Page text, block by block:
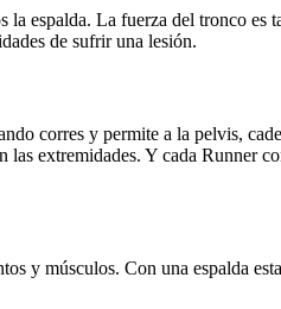
la espalda. La fuerza del tronco es
de sufrir una lesión.
corres y permite a la pelvis,
las extremidades. Y cada Runner
y músculos. Con una espalda